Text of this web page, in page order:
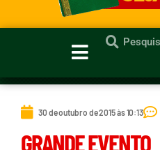
30 de outubro de 2015 às 10:13
GRANDE EVENTO